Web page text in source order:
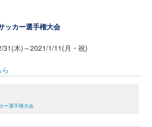
ッカー選手権大会
31(木)～2021/1/11(月・祝)
ー選手権大会